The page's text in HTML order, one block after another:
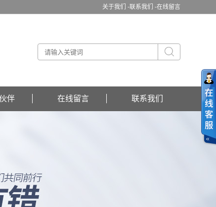
关于我们 -联系我们 -在线留言
伴 在线留言 联系我们